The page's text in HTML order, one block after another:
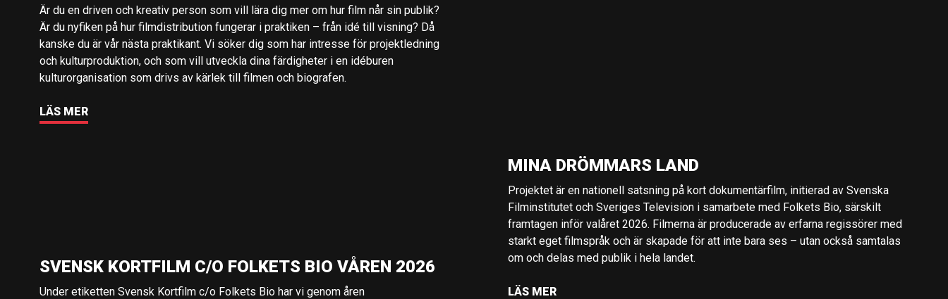
Är du en driven och kreativ person som vill lära dig mer om hur film når sin publik?
Är du nyfiken på hur filmdistribution fungerar i praktiken – från idé till visning? Då
kanske du är vår nästa praktikant. Vi söker dig som har intresse för projektledning
och kulturproduktion, och som vill utveckla dina färdigheter i en idéburen
kulturorganisation som drivs av kärlek till filmen och biografen.
LÄS MER
MINA DRÖMMARS LAND
Projektet är en nationell satsning på kort dokumentärfilm, initierad av Svenska
Filminstitutet och Sveriges Television i samarbete med Folkets Bio, särskilt
framtagen inför valåret 2026. Filmerna är producerade av erfarna regissörer med
starkt eget filmspråk och är skapade för att inte bara ses – utan också samtalas
om och delas med publik i hela landet.
LÄS MER
SVENSK KORTFILM C/O FOLKETS BIO VÅREN 2026
Under etiketten Svensk Kortfilm c/o Folkets Bio har vi genom åren